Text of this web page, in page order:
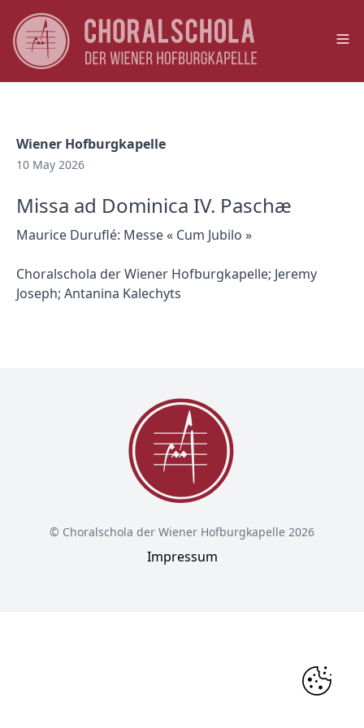
Wiener Hofburgkapelle
10 May 2026
Missa ad Dominica IV. Paschæ
Maurice Duruflé: Messe « Cum Jubilo »
Choralschola der Wiener Hofburgkapelle; Jeremy
Joseph; Antanina Kalechyts
© Choralschola der Wiener Hofburgkapelle 2026
Impressum